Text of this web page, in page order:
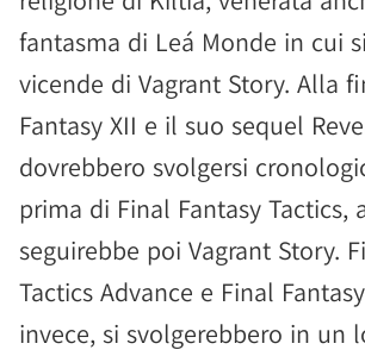
fantasma di Leá Monde in cui
vicende di Vagrant Story. Alla
Fantasy XII e il suo sequel
dovrebbero svolgersi
prima di Final Fantasy Tactics,
seguirebbe poi Vagrant Story.
Tactics Advance e Final
invece, si svolgerebbero in un